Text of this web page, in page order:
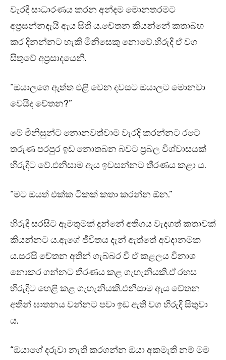
වැරදි සාධාරණය කරන අන්දම මොනතරමට
අප්‍රසන්නදැයි ඇය සිතී ය.චේතන කියන්නේ කතාබහ
කර දිනන්නට හැකි මිනිසෙකු නොවේ.හිරුදි ඒ වග
සිතුවේ අප්‍රසාදයෙනි.
“ඔයාලගෙ ඇත්ත එළි වෙන දවසට ඔයාලට මොනවා
වෙයිද චේතන?”
මේ මිනිසුන්ට නොනවත්වාම වැරදි කරන්නට රටේ
තරුණ පරපුර ඉඩ නොතබන බවට ප්‍රබල විශ්වාසයක්
හිරුදිට වේ.එනිසාම ඇය ඉවසන්නට තීරණය කළා ය.
“මට ඔයත් එක්ක ටිකක් කතා කරන්න ඕන.”
හිරුදි සරසිට ඇමතුමක් දුන්නේ අතිශය වැදගත් කතාවක්
කියන්නට ය.ඇගේ ජීවිතය දැන් ඇත්තේ අවදානමක
ය.සරසි චේතන අතින් ගැබ්බර වී ඒ කළලය විනාශ
නොකර ගන්නට තීරණය කළ ගැහැනියකි.ඒ රහස
හිරුදිට හෙළි කළ ගැහැනියකි.එනිසාම ඇය චේතන
අතින් ඝාතනය වන්නට පවා ඉඩ ඇති වග හිරුදි සිතුවා
ය.
“ඔයාගේ දරුවා නැති කරගන්න ඔයා අකමැති නම් මම